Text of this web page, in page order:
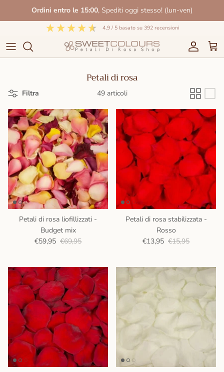
Ordini entro le 15:00, Spediti oggi stesso! (lun-ven)
4,9/ 5 basato su 392recensioni
Petali di rosa
Filtra 49 articoli
Petali di rosa liofillizzati -
Budget mix
€59,95 €69,95
Petali di rosa stabilizzata -
Rosso
€13,95 €15,95